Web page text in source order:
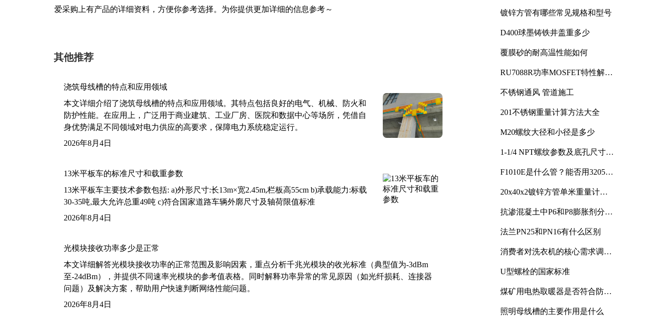
爱采购上有产品的详细资料，方便你参考选择。为你提供更加详细的信息参考～
其他推荐
浇筑母线槽的特点和应用领域
本文详细介绍了浇筑母线槽的特点和应用领域。其特点包括良好的电气、机械、防火和
防护性能。在应用上，广泛用于商业建筑、工业厂房、医院和数据中心等场所，凭借自
身优势满足不同领域对电力供应的高要求，保障电力系统稳定运行。
2026年8月4日
13米平板车的标准尺寸和载重参数
13米平板车主要技术参数包括: a)外形尺寸:长13m×宽2.45m,栏板高55cm b)承载能力:标载
30-35吨,最大允许总重49吨 c)符合国家道路车辆外廓尺寸及轴荷限值标准
2026年8月4日
光模块接收功率多少是正常
本文详细解答光模块接收功率的正常范围及影响因素，重点分析千兆光模块的收光标准（典型值为-3dBm
至-24dBm），并提供不同速率光模块的参考值表格。同时解释功率异常的常见原因（如光纤损耗、连接器
问题）及解决方案，帮助用户快速判断网络性能问题。
2026年8月4日
镀锌方管有哪些常见规格和型号
D400球墨铸铁井盖重多少
覆膜砂的耐高温性能如何
RU7088R功率MOSFET特性解析
不锈钢通风 管道施工
201不锈钢重量计算方法大全
M20螺纹大径和小径是多少
1-1/4 NPT螺纹参数及底孔尺寸详
F1010E是什么管？能否用3205或
20x40x2镀锌方管单米重量计算
抗渗混凝土中P6和P8膨胀剂分别
法兰PN25和PN16有什么区别
消费者对洗衣机的核心需求调研
U型螺栓的国家标准
煤矿用电热取暖器是否符合防爆
照明母线槽的主要作用是什么